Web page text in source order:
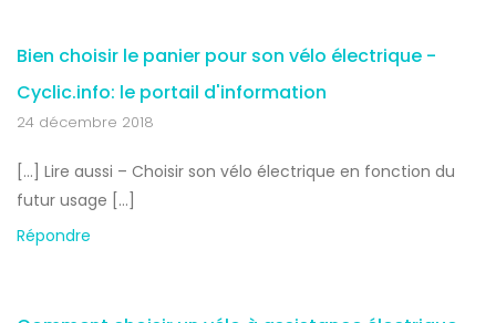
Bien choisir le panier pour son vélo électrique -
Cyclic.info: le portail d'information
24 décembre 2018
[…] Lire aussi – Choisir son vélo électrique en fonction du
futur usage […]
Répondre